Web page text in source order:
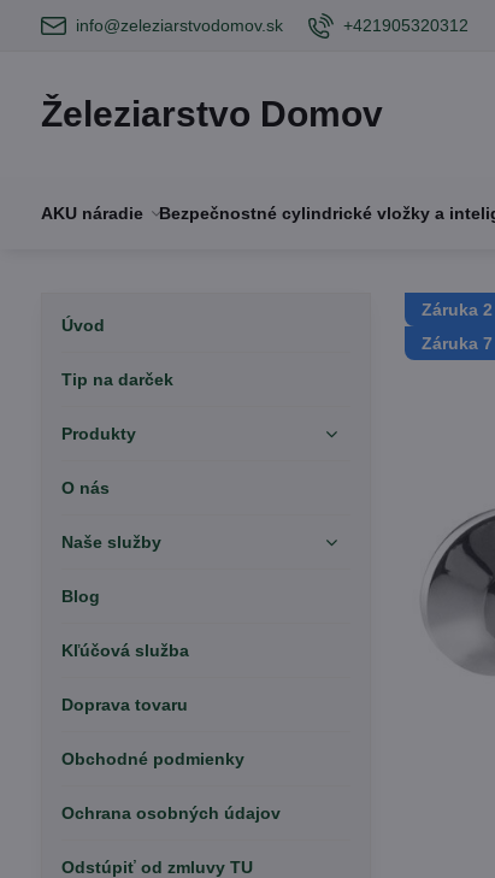
info@zeleziarstvodomov.sk +421905320312
Železiarstvo Domov
AKU náradie Bezpečnostné cylindrické vložky a
Záruka
Záruka
Úvod
Tip na darček
Produkty
O nás
Naše služby
Blog
Kľúčová služba
Doprava tovaru
Obchodné podmienky
Ochrana osobných údajov
Odstúpiť od zmluvy TU